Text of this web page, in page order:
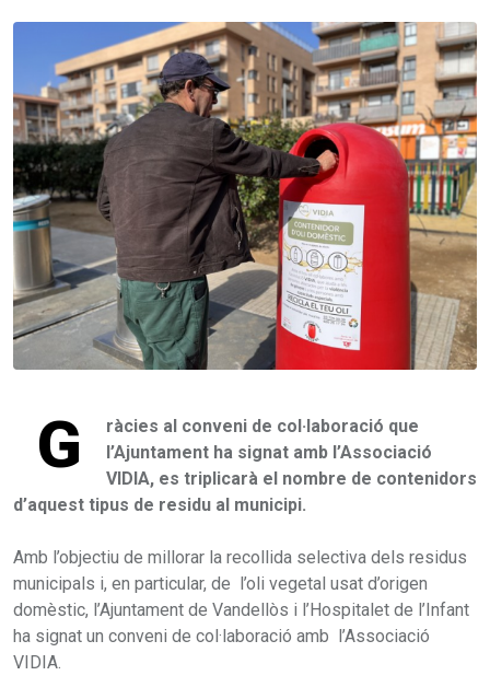
G
ràcies al conveni de col·laboració que
l’Ajuntament ha signat amb l’Associació
VIDIA, es triplicarà el nombre de contenidors
d’aquest tipus de residu al municipi.
Amb l’objectiu de millorar la recollida selectiva dels residus
municipals i, en particular, de l’oli vegetal usat d’origen
domèstic, l’Ajuntament de Vandellòs i l’Hospitalet de l’Infant
ha signat un conveni de col·laboració amb l’Associació
VIDIA.